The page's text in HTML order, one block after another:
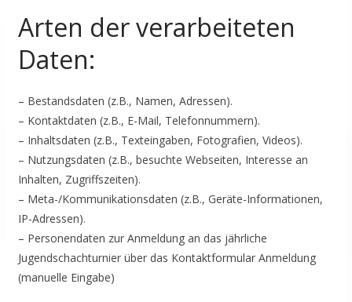
Arten der verarbeiteten
Daten:
– Bestandsdaten (z.B., Namen, Adressen).
– Kontaktdaten (z.B., E-Mail, Telefonnummern).
– Inhaltsdaten (z.B., Texteingaben, Fotografien, Videos).
– Nutzungsdaten (z.B., besuchte Webseiten, Interesse an
Inhalten, Zugriffszeiten).
– Meta-/Kommunikationsdaten (z.B., Geräte-Informationen,
IP-Adressen).
– Personendaten zur Anmeldung an das jährliche
Jugendschachturnier über das Kontaktformular Anmeldung
(manuelle Eingabe)